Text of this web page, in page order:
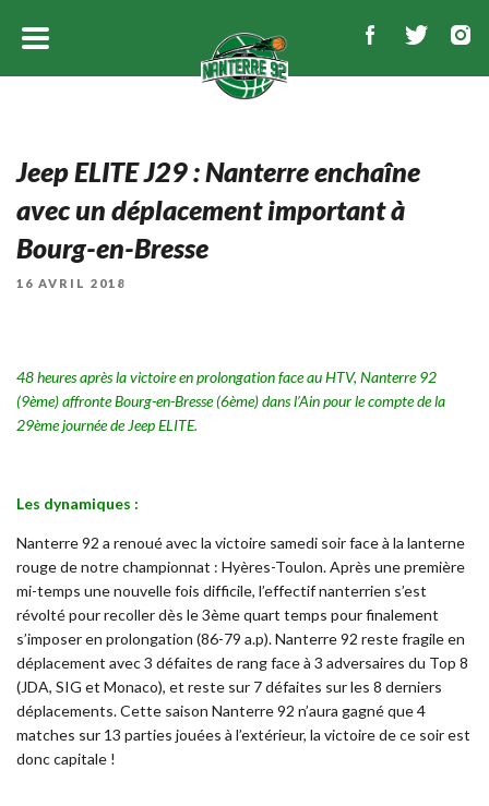
Jeep ELITE J29 : Nanterre enchaîne
avec un déplacement important à
Bourg-en-Bresse
PUBLIÉ
16 AVRIL 2018
48 heures après la victoire en prolongation face au HTV, Nanterre 92
(9ème) affronte Bourg-en-Bresse (6ème) dans l’Ain pour le compte de la
29ème journée de Jeep ELITE.
Les dynamiques :
Nanterre 92 a renoué avec la victoire samedi soir face à la lanterne
rouge de notre championnat : Hyères-Toulon. Après une première
mi-temps une nouvelle fois difficile, l’effectif nanterrien s’est
révolté pour recoller dès le 3ème quart temps pour finalement
s’imposer en prolongation (86-79 a.p). Nanterre 92 reste fragile en
déplacement avec 3 défaites de rang face à 3 adversaires du Top 8
(JDA, SIG et Monaco), et reste sur 7 défaites sur les 8 derniers
déplacements. Cette saison Nanterre 92 n’aura gagné que 4
matches sur 13 parties jouées à l’extérieur, la victoire de ce soir est
donc capitale !